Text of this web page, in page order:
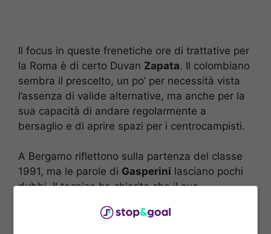
Il focus in queste frenetiche ore di trattative per
la Roma è di certo Duvan Zapata. Il colombiano
sembra il prescelto, un po’ per necessità vista
l’assenza di valide alternative, ma anche per la
sua capacità di andare regolarmente a
bersaglio e di aprire spazi per i centrocampisti.
A Bergamo riflettono sulla partenza del classe
1991, ma le parole di Gasperini lasciano pochi
dubbi. Il tecnico ha chiarito che il suo
forte, sottolineando che sarà la società a